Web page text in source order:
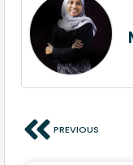
PREVIOUS